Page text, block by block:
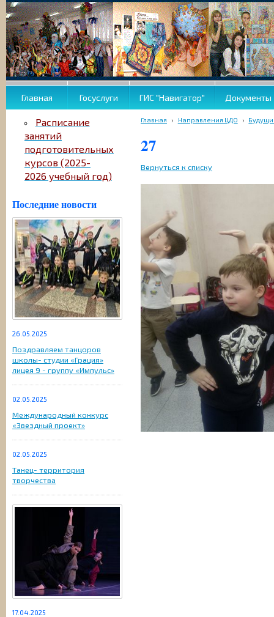
Главная Госуслуги ГИС "Навигатор" Документы
Расписание
занятий
подготовительных
курсов (2025-
2026 учебный год)
Последние новости
26.05.2025
Поздравляем танцоров
школы- студии «Грация»
лицея 9 - группу «Импульс»
02.05.2025
Международный конкурс
«Звездный проект»
02.05.2025
Танец- территория
творчества
17.04.2025
Главная › Направления ЦДО ›
27
Вернуться к списку